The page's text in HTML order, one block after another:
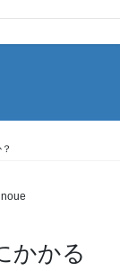
かかる